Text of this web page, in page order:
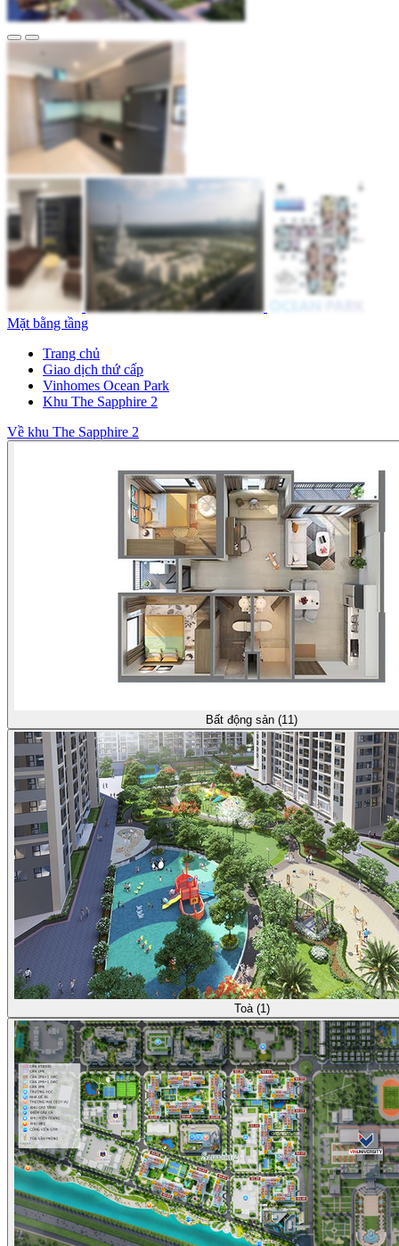
Mặt bằng tầng
Trang chủ
Giao dịch thứ cấp
Vinhomes Ocean Park
Khu The Sapphire 2
Về khu The Sapphire 2
Bất động sản (11)
Toà (1)